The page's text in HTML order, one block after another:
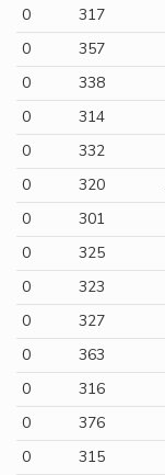
0
317
0
357
0
338
0
314
0
332
0
320
0
301
0
325
0
323
0
327
0
363
0
316
0
376
0
315